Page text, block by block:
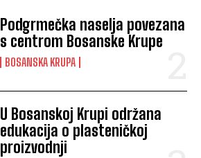
Podgrmečka naselja povezana
s centrom Bosanske Krupe
BOSANSKA KRUPA
U Bosanskoj Krupi održana
edukacija o plasteničkoj
proizvodnji